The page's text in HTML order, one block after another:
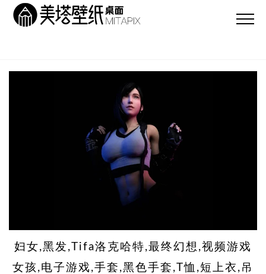
妇女,黑发,Tifa洛克哈特,最终幻想,视频游戏
女孩,电子游戏,手套,黑色手套,T恤,短上衣,吊